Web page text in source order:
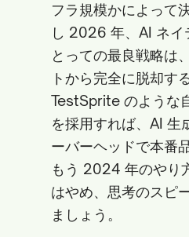
フラ規模かによって
し 2026 年、AI ネイ
とっての最良戦略は
トから完全に脱却す
TestSprite のような
を採用すれば、AI 生
ーバーヘッドで本番
もう 2024 年のやり
はやめ、思考のスピ
ましょう。